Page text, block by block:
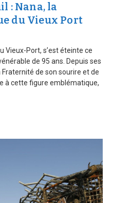
: Nana, la
du Vieux Port
Vieux-Port, s’est éteinte ce
de 95 ans. Depuis ses
de son sourire et de
à cette figure emblématique,